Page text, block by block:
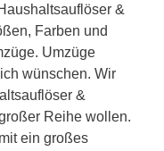
&
Farben und
Umzüge
wünschen. Wir
&
Reihe wollen.
ein großes